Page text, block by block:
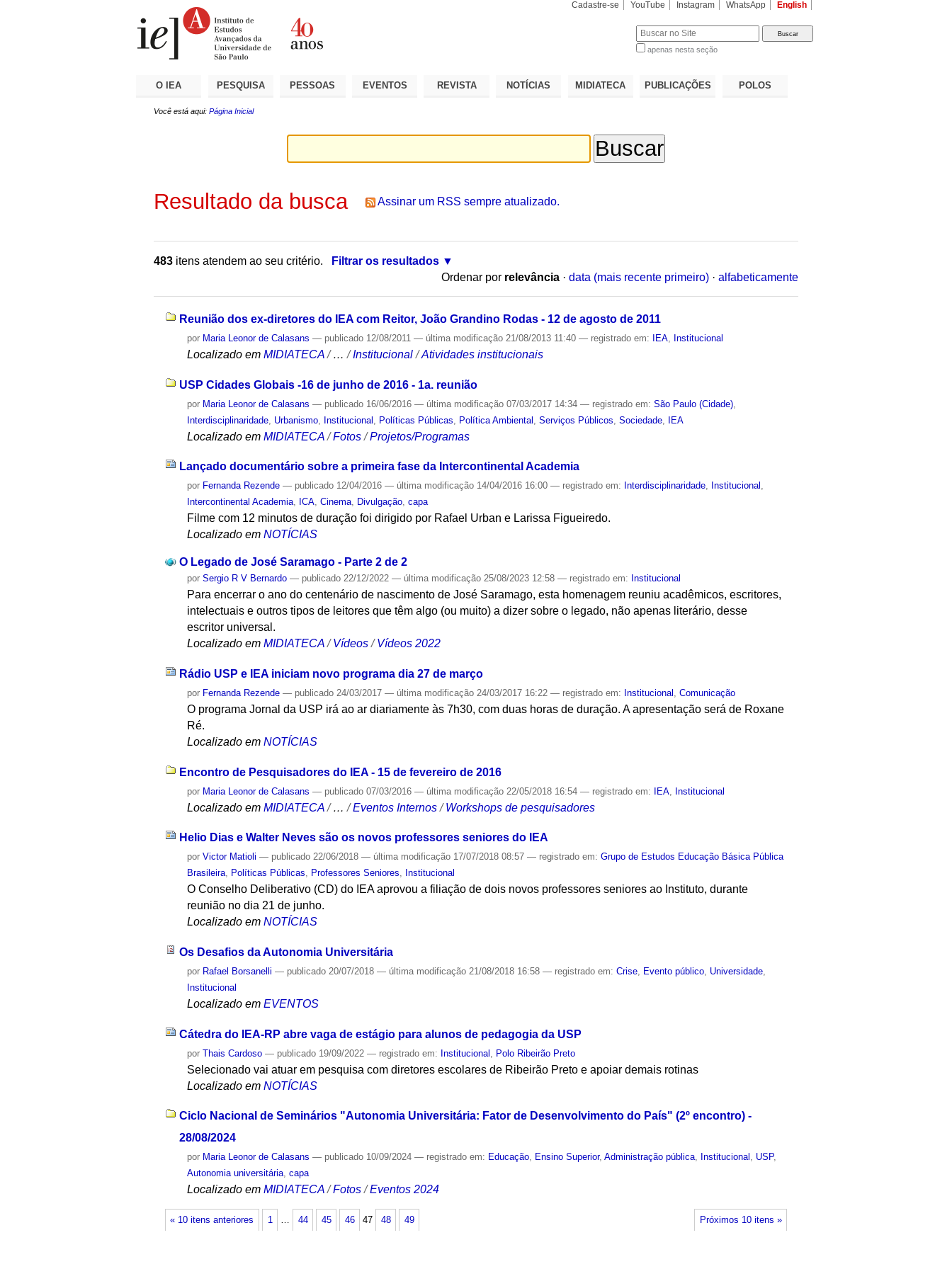
Cadastre-se YouTube Instagram WhatsApp English
apenas nesta seção
O IEA PESQUISA PESSOAS EVENTOS REVISTA NOTÍCIAS MIDIATECA PUBLICAÇÕES POLOS
Você está aqui: Página Inicial
Resultado da busca Assinar um RSS sempre atualizado.
483 itens atendem ao seu critério.
Filtrar os resultados
Ordenar por relevância · data (mais recente primeiro) · alfabeticamente
Reunião dos ex-diretores do IEA com Reitor, João Grandino Rodas - 12 de agosto de 2011
por Maria Leonor de Calasans — publicado 12/08/2011— última modificação 21/08/2013 11:40— registrado em: IEA Institucional
Localizado em MIDIATECA /…/Institucional /Atividades institucionais
USP Cidades Globais -16 de junho de 2016 - 1a. reunião
por Maria Leonor de Calasans — publicado 16/06/2016— última modificação 07/03/2017 14:34— registrado em:São Paulo (Cidade)
Interdisciplinaridade Urbanismo Institucional Políticas Públicas Política Ambiental ,Serviços Públicos ,Sociedade IEA
Localizado em MIDIATECA /Fotos /Projetos/Programas
Lançado documentário sobre a primeira fase da Intercontinental Academia
por Fernanda Rezende — publicado 12/04/2016— última modificação 14/04/2016 16:00— registrado em: Interdisciplinaridade, Institucional ,
Intercontinental Academia, ICA,Cinema, Divulgação,capa
Filme com 12 minutos de duração foi dirigido por Rafael Urban e Larissa Figueiredo.
Localizado em NOTÍCIAS
O Legado de José Saramago - Parte 2 de 2
porSergio R V Bernardo — publicado 22/12/2022— última modificação 25/08/2023 12:58— registrado em: Institucional
Para encerrar o ano do centenário de nascimento de José Saramago, esta homenagem reuniu acadêmicos, escritores,
intelectuais e outros tipos de leitores que têm algo (ou muito) a dizer sobre o legado, não apenas literário, desse
escritor universal.
Localizado em MIDIATECA /Vídeos /Vídeos 2022
Rádio USP e IEA iniciam novo programa dia 27 de março
por Fernanda Rezende — publicado 24/03/2017— última modificação 24/03/2017 16:22— registrado em: Institucional ,Comunicação
O programa Jornal da USP irá ao ar diariamente às 7h30, com duas horas de duração. A apresentação será de Roxane
Ré.
Localizado em NOTÍCIAS
Encontro de Pesquisadores do IEA - 15 de fevereiro de 2016
por Maria Leonor de Calasans — publicado 07/03/2016— última modificação 22/05/2018 16:54— registrado em: IEA Institucional
Localizado em MIDIATECA /…/Eventos Internos /Workshops de pesquisadores
Helio Dias e Walter Neves são os novos professores seniores do IEA
porVictor Matioli — publicado 22/06/2018— última modificação 17/07/2018 08:57— registrado em:Grupo de Estudos Educação Básica Pública
Brasileira, Políticas Públicas, Professores Seniores, Institucional
O Conselho Deliberativo (CD) do IEA aprovou a filiação de dois novos professores seniores ao Instituto, durante
reunião no dia 21 de junho.
Localizado em NOTÍCIAS
Os Desafios da Autonomia Universitária
por Rafael Borsanelli — publicado 20/07/2018— última modificação 21/08/2018 16:58— registrado em:Crise Evento público Universidade
Institucional
Localizado em EVENTOS
Cátedra do IEA-RP abre vaga de estágio para alunos de pedagogia da USP
porThais Cardoso — publicado 19/09/2022— registrado em: Institucional Polo Ribeirão Preto
Selecionado vai atuar em pesquisa com diretores escolares de Ribeirão Preto e apoiar demais rotinas
Localizado em NOTÍCIAS
Ciclo Nacional de Seminários "Autonomia Universitária: Fator de Desenvolvimento do País" (2º encontro) -
28/08/2024
por Maria Leonor de Calasans — publicado 10/09/2024— registrado em: Educação, Ensino Superior,Administração pública, Institucional , USP,
Autonomia universitária,capa
Localizado em MIDIATECA /Fotos /Eventos 2024
« 10 itens anteriores Próximos 10 itens »
1 44 45 46 47 48 49